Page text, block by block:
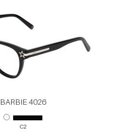
BARBIE 4026
C2